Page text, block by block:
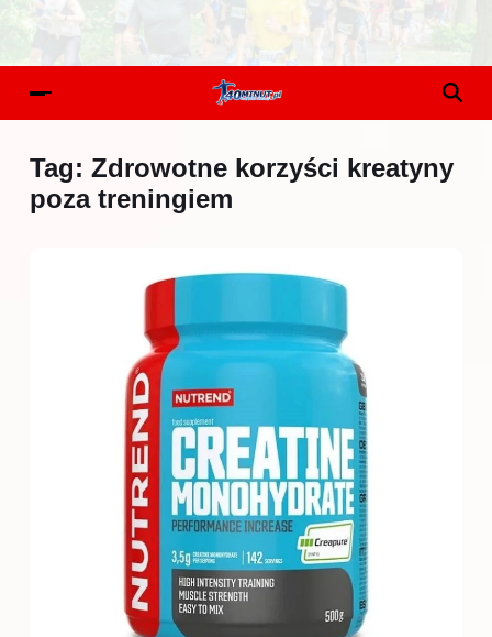
Tag: Zdrowotne korzyści kreatyny
poza treningiem